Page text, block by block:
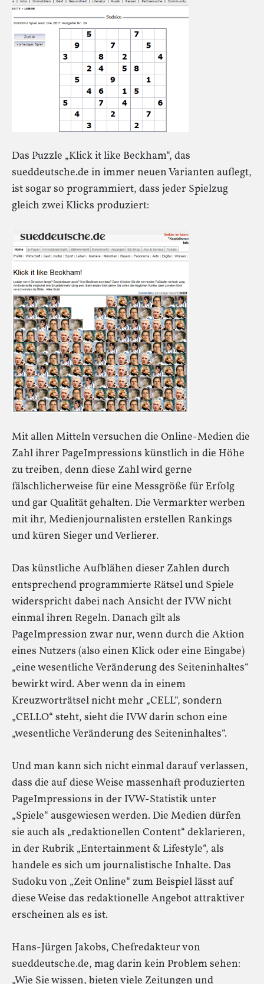
Das Puzzle „Klick it like Beckham“, das
sueddeutsche.de in immer neuen Varianten auflegt,
ist sogar so programmiert, dass jeder Spielzug
gleich zwei Klicks produziert:
Mit allen Mitteln versuchen die Online-Medien die
Zahl ihrer PageImpressions künstlich in die Höhe
zu treiben, denn diese Zahl wird gerne
fälschlicherweise für eine Messgröße für Erfolg
und gar Qualität gehalten. Die Vermarkter werben
mit ihr, Medienjournalisten erstellen Rankings
und küren Sieger und Verlierer.
Das künstliche Aufblähen dieser Zahlen durch
entsprechend programmierte Rätsel und Spiele
widerspricht dabei nach Ansicht der IVW nicht
einmal ihren Regeln. Danach gilt als
PageImpression zwar nur, wenn durch die Aktion
eines Nutzers (also einen Klick oder eine Eingabe)
„eine wesentliche Veränderung des Seiteninhaltes“
bewirkt wird. Aber wenn da in einem
Kreuzworträtsel nicht mehr „CELL“, sondern
„CELLO“ steht, sieht die IVW darin schon eine
„wesentliche Veränderung des Seiteninhaltes“.
Und man kann sich nicht einmal darauf verlassen,
dass die auf diese Weise massenhaft produzierten
PageImpressions in der IVW-Statistik unter
„Spiele“ ausgewiesen werden. Die Medien dürfen
sie auch als „redaktionellen Content“ deklarieren,
in der Rubrik „Entertainment & Lifestyle“, als
handele es sich um journalistische Inhalte. Das
Sudoku von „Zeit Online“ zum Beispiel lässt auf
diese Weise das redaktionelle Angebot attraktiver
erscheinen als es ist.
Hans-Jürgen Jakobs, Chefredakteur von
sueddeutsche.de, mag darin kein Problem sehen:
„Wie Sie wissen, bieten viele Zeitungen und